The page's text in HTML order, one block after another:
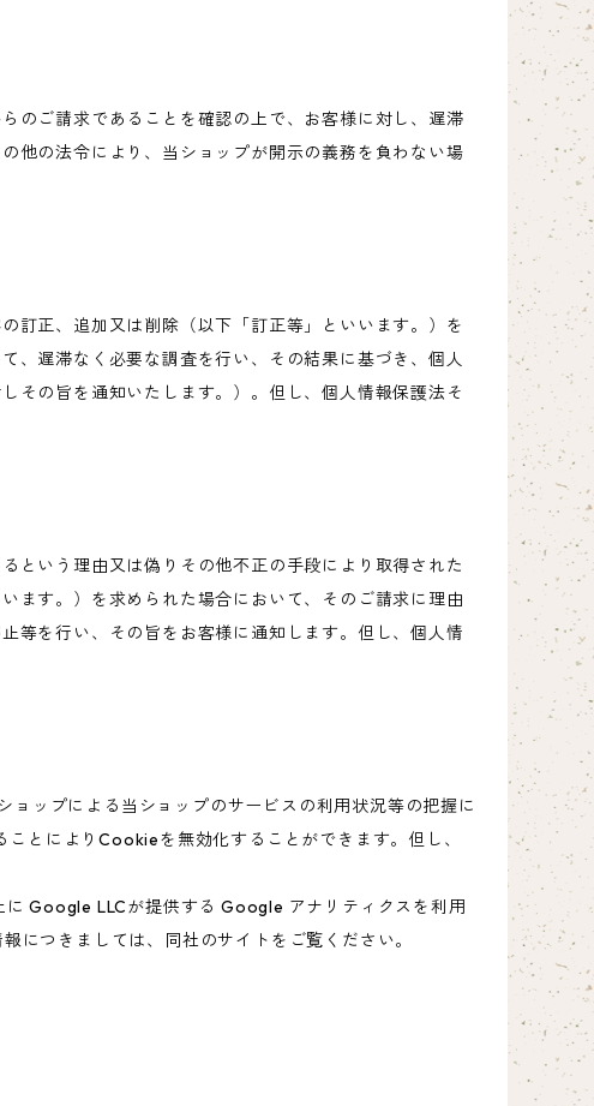
のご請求であることを確認の上で、お客様に対し、遅滞
他の法令により、当ショップが開示の義務を負わない場
訂正、追加又は削除（以下「訂正等」といいます。）を
、遅滞なく必要な調査を行い、その結果に基づき、個人
その旨を通知いたします。）。但し、個人情報保護法そ
という理由又は偽りその他不正の手段により取得された
ます。）を求められた場合において、そのご請求に理由
等を行い、その旨をお客様に通知します。但し、個人情
ップによる当ショップのサービスの利用状況等の把握に
とによりCookieを無効化することができます。但し、
に Google LLCが提供する Google アナリティクスを利用
つきましては、同社のサイトをご覧ください。